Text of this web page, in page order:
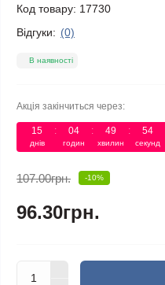
Код товару: 17730
Відгуки: (0)
В наявності
Акція закінчиться через:
15
днів
: 04
годин
: 49
хвилин
: 54
секунд
107.00грн. -10%
96.30грн.